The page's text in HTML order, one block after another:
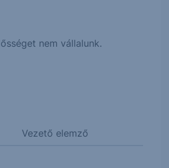
nem vállalunk.
Vezető elemző